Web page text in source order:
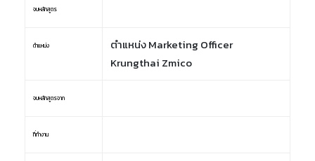
จบหลักสูตร
ตำแหน่ง
ตำแหน่ง Marketing Officer
Krungthai Zmico
จบหลักสูตรจาก
ที่ทำงาน